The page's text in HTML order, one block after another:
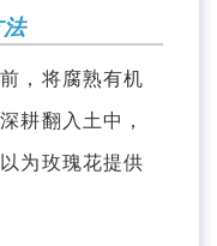
，将腐熟有机
耕翻入土中，
为玫瑰花提供